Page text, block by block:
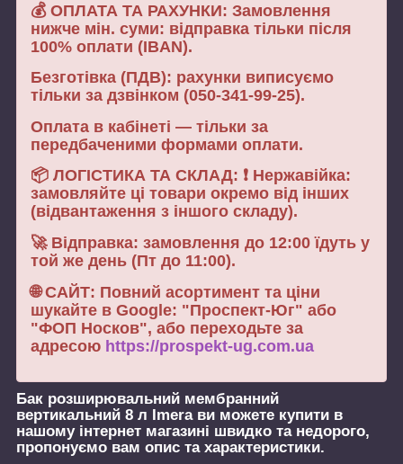
💰 ОПЛАТА ТА РАХУНКИ: Замовлення
нижче мін. суми: відправка тільки після
100% оплати (IBAN).
Безготівка (ПДВ): рахунки виписуємо
тільки за дзвінком (050-341-99-25).
Оплата в кабінеті — тільки за
передбаченими формами оплати.
📦 ЛОГІСТИКА ТА СКЛАД: ❗ Нержавійка:
замовляйте ці товари окремо від інших
(відвантаження з іншого складу).
🚀 Відправка: замовлення до 12:00 їдуть у
той же день (Пт до 11:00).
🌐 САЙТ: Повний асортимент та ціни
шукайте в Google: "Проспект-Юг" або
"ФОП Носков", або переходьте за
адресою https://prospekt-ug.com.ua
Бак розширювальний мембранний
вертикальний 8 л Imeraви можете купити в
нашому інтернет магазині швидко та недорого,
пропонуємо вам опис та характеристики.